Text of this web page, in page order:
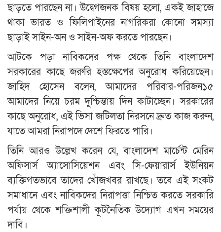
ছাড়তে পারছেন না। উদ্বেগজনক বিষয় হলো, একই জাহাজে
থাকা ভারত ও ফিলিপাইনের নাগরিকরা কোনো সমস্যা
ছাড়াই সাইন-অন ও সাইন-অফ করতে পারছেন।
আটকে পড়া নাবিকদের পক্ষ থেকে তিনি বাংলাদেশ
সরকারের কাছে জরুরি হস্তক্ষেপের অনুরোধ করিয়েছেন।
জাহিদ হোসেন বলেন, আমাদের পরিবার-পরিজন১৫
আমাদের নিয়ে চরম দুশ্চিন্তায় দিন কাটাচ্ছেন। সরকারের
কাছে অনুরোধ, এই ভিসা জটিলতা নিরসনে দ্রুত কাজ করুন,
যাতে আমরা নিরাপদে দেশে ফিরতে পারি।
তিনি আরও উল্লেখ করেন যে, বাংলাদেশ মার্চেন্ট মেরিন
অফিসার্স অ্যাসোসিয়েশন এবং সি-ফেয়ারার্স ইউনিয়ন
ব্যক্তিগতভাবে তাদের খোঁজখবর রাখছে। তবে এই সংকট
সমাধানে এবং নাবিকদের নিরাপত্তা নিশ্চিত করতে সরকারি
পর্যায় থেকে শক্তিশালী কূটনৈতিক উদ্যোগ এখন সময়ের
দাবি।